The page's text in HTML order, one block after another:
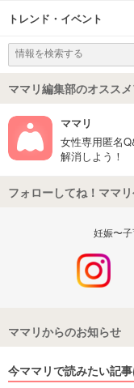
トレンド・イベント
ママリ編集部のオススメ
ママリ
女性専用匿名
解消しよう！
フォローしてね！ママ
妊娠〜
ママリからのお知らせ
今ママリで読みたい記